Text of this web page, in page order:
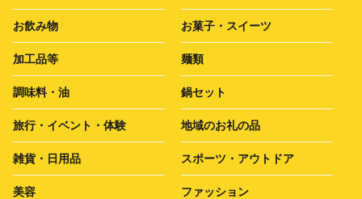
お飲み物 お菓子・スイーツ
加工品等 麺類
調味料・油 鍋セット
旅行・イベント・体験 地域のお礼の品
雑貨・日用品 スポーツ・アウトドア
美容 ファッション